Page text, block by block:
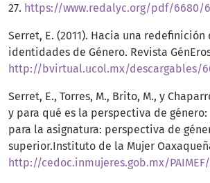
27. https://www.redalyc.org/pdf/6680/
Serret, E. (2011). Hacia una redefinición
identidades de Género. Revista
http://bvirtual.ucol.mx/descargables/
Serret, E., Torres, M., Brito, M., y
y para qué es la perspectiva de
para la asignatura: perspectiva de
superior.Instituto de la Mujer
http://cedoc.inmujeres.gob.mx/